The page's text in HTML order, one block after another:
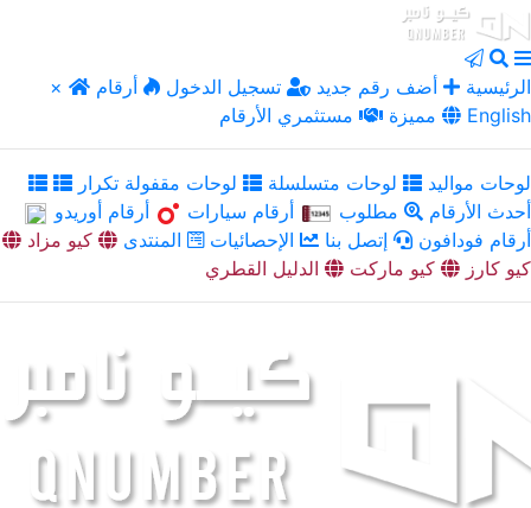
× الرئيسية أضف رقم جديد تسجيل الدخول
أرقام
مميزة
مستثمري الأرقام English
لوحات مواليد لوحات متسلسلة
لوحات مقفولة تكرار
أحدث الأرقام
مطلوب أرقام سيارات
أرقام أوريدو
أرقام فودافون
إتصل بنا الإحصائيات المنتدى
كيو مزاد
كيو كارز
كيو ماركت الدليل القطري